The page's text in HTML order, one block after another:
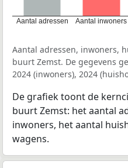
Aantal adressen Aantal inwoners
Aantal adressen, inwoners,
buurt Zemst. De gegevens
2024 (inwoners), 2024
De grafiek toont de
buurt Zemst: het aantal
inwoners, het aantal
wagens.